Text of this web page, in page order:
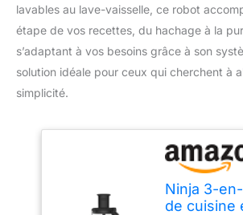
lavables au lave-vaisselle, ce robot
étape de vos recettes, du hachage à la
s’adaptant à vos besoins grâce à son
solution idéale pour ceux qui cherchent à
simplicité.
Ninja 3-
de cuisine